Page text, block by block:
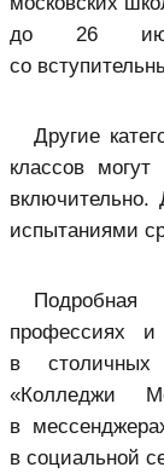
до 26
со
Другие
классов
включительно.
испытаниями
профессиях и
в
«Колледжи
в
в социальной